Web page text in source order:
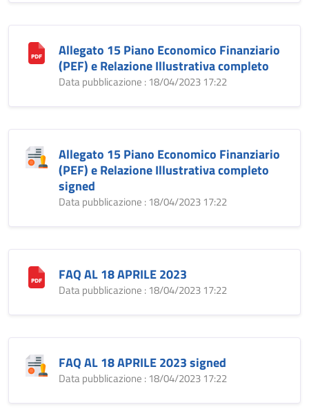
Allegato 15 Piano Economico Finanziario
(PEF) e Relazione Illustrativa completo
Data pubblicazione : 18/04/2023 17:22
Allegato 15 Piano Economico Finanziario
(PEF) e Relazione Illustrativa completo
signed
Data pubblicazione : 18/04/2023 17:22
FAQ AL 18 APRILE 2023
Data pubblicazione : 18/04/2023 17:22
FAQ AL 18 APRILE 2023 signed
Data pubblicazione : 18/04/2023 17:22